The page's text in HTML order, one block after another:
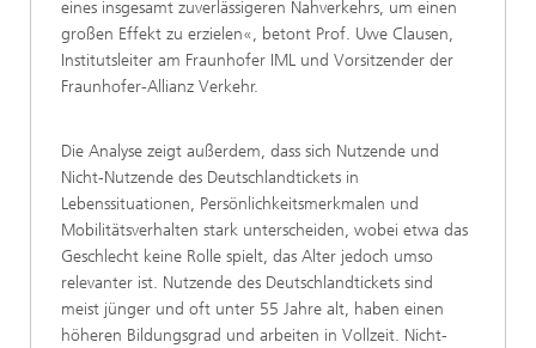
eines insgesamt zuverlässigeren Nahverkehrs, um einen
großen Effekt zu erzielen«, betont Prof. Uwe Clausen,
Institutsleiter am Fraunhofer IML und Vorsitzender der
Fraunhofer-Allianz Verkehr.
Die Analyse zeigt außerdem, dass sich Nutzende und
Nicht-Nutzende des Deutschlandtickets in
Lebenssituationen, Persönlichkeitsmerkmalen und
Mobilitätsverhalten stark unterscheiden, wobei etwa das
Geschlecht keine Rolle spielt, das Alter jedoch umso
relevanter ist. Nutzende des Deutschlandtickets sind
meist jünger und oft unter 55 Jahre alt, haben einen
höheren Bildungsgrad und arbeiten in Vollzeit. Nicht-